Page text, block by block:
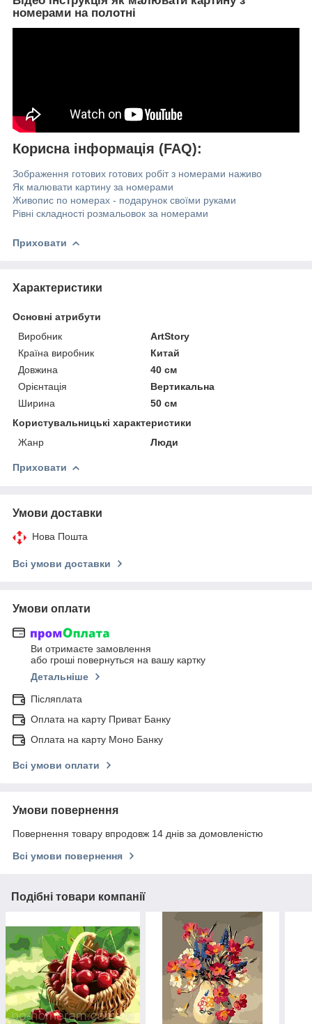
номерами на полотні
Корисна інформація (FAQ):
Зображення готових готових робіт з номерами наживо
Як малювати картину за номерами
Живопис по номерах - подарунок своїми руками
Рівні складності розмальовок за номерами
Приховати
Характеристики
Основні атрибути
Виробник
ArtStory
Країна виробник
Китай
Довжина
40 см
Орієнтація
Вертикальна
Ширина
50 см
Користувальницькі характеристики
Жанр
Люди
Приховати
Умови доставки
Нова Пошта
Всі умови доставки
Умови оплати
Ви отримаєте замовлення
або гроші повернуться на вашу картку
Детальніше
Післяплата
Оплата на карту Приват Банку
Оплата на карту Моно Банку
Всі умови оплати
Умови повернення
Повернення товару впродовж 14 днів за домовленістю
Всі умови повернення
Подібні товари компанії